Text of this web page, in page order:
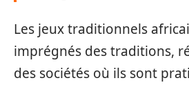
Les jeux traditionnels
imprégnés des traditions,
des sociétés où ils sont